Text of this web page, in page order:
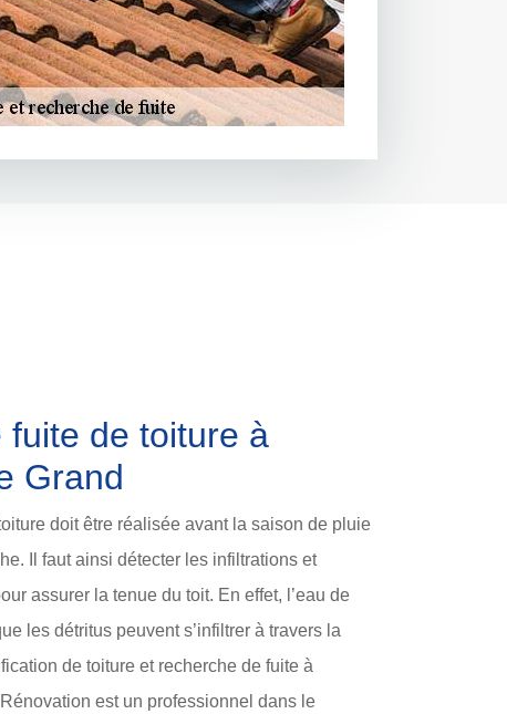
fuite de toiture à
Grand
doit être réalisée avant la saison de pluie
Il faut ainsi détecter les infiltrations et
assurer la tenue du toit. En effet, l’eau de
les détritus peuvent s’infiltrer à travers la
de toiture et recherche de fuite à
est un professionnel dans le